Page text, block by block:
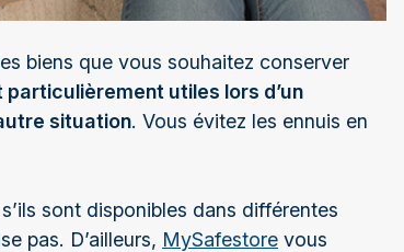
biens que vous souhaitez conserver
particulièrement utiles lors d’un
situation. Vous évitez les ennuis en
sont disponibles dans différentes
pas. D’ailleurs, MySafestore vous